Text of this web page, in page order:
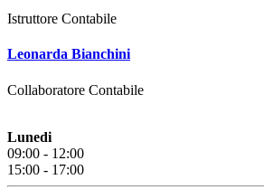
Istruttore Contabile
Leonarda Bianchini
Collaboratore Contabile
Lunedi
09:00 - 12:00
15:00 - 17:00